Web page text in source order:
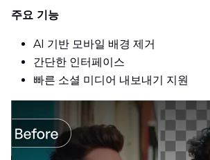
주요 기능
AI 기반 모바일 배경 제거
간단한 인터페이스
빠른 소셜 미디어 내보내기 지원